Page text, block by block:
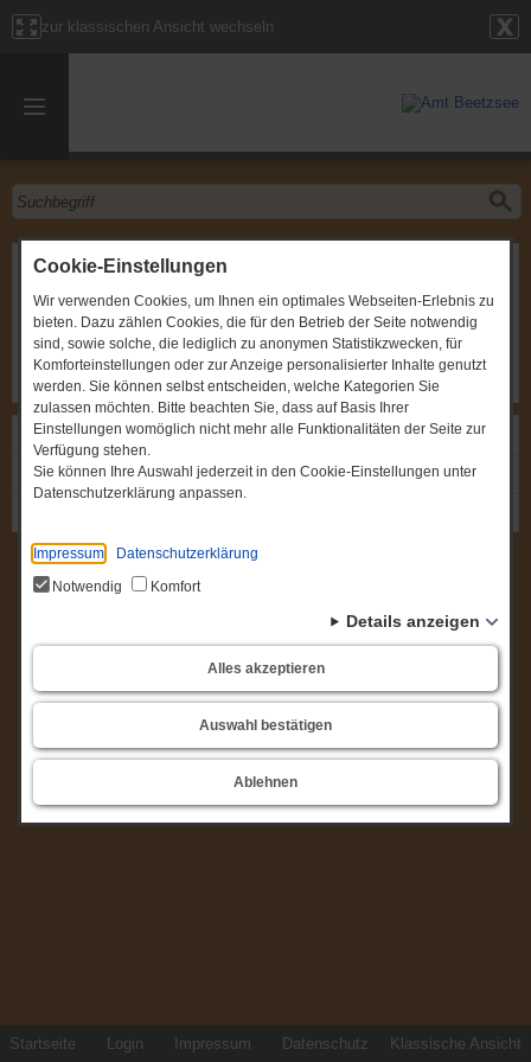
Cookie-Einstellungen
Wir verwenden Cookies, um Ihnen ein optimales Webseiten-Erlebnis zu
bieten. Dazu zählen Cookies, die für den Betrieb der Seite notwendig
sind, sowie solche, die lediglich zu anonymen Statistikzwecken, für
Komforteinstellungen oder zur Anzeige personalisierter Inhalte genutzt
werden. Sie können selbst entscheiden, welche Kategorien Sie
zulassen möchten. Bitte beachten Sie, dass auf Basis Ihrer
Einstellungen womöglich nicht mehr alle Funktionalitäten der Seite zur
Verfügung stehen.
Sie können Ihre Auswahl jederzeit in den Cookie-Einstellungen unter
Datenschutzerklärung anpassen.
Impressum
Datenschutzerklärung
Notwendig
Komfort
Details anzeigen
Alles akzeptieren
Auswahl bestätigen
Ablehnen
zur klassischen Ansicht wechseln
1. Sitzung des Brandschutzausschusses
Gremium:
Brandschutzausschuss
Zeitpunkt:
15.05.2023, um 18:00 Uhr
Ort:
Amt Beetzsee, Chausseestraße 33 b, 14778 Beetzsee
OT Brielow, Sitzungszimmer im EG
Links
Einladung: 1. Sitzung des Brandschutzausschusses
Startseite Login Impressum Datenschutz Klassische Ansicht